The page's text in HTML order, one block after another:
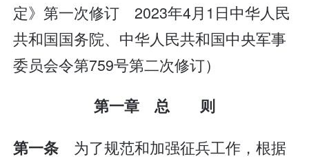
定》第一次修订 2023年4月1日中华人民
共和国国务院、中华人民共和国中央军事
委员会令第759号第二次修订）
第一章 总 则
第一条 为了规范和加强征兵工作，根据